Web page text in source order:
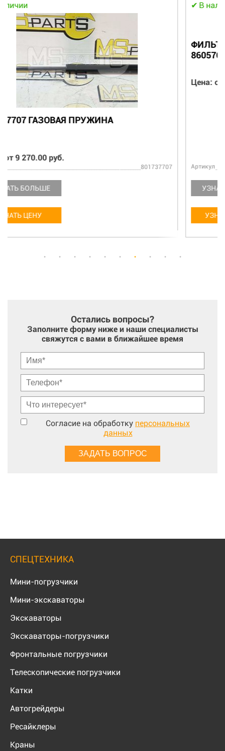
В наличии
ФИЛЬТР ТОПЛИВНЫЙ В СБОРЕ С КОЛБОЙ
Цена: от 9 270.00 руб.
860576937
УЗНАТЬ БОЛЬШЕ
УЗНАТЬ ЦЕНУ
Остались вопросы?
Заполните форму ниже и наши специалисты
свяжутся с вами в ближайшее время
Согласие на обработку персональных
данных
СПЕЦТЕХНИКА
Мини-погрузчики
Мини-экскаваторы
Экскаваторы
Экскаваторы-погрузчики
Фронтальные погрузчики
Телескопические погрузчики
Катки
Автогрейдеры
Ресайклеры
Краны